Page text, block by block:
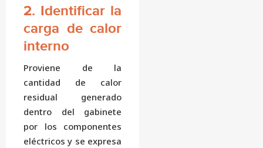
2. Identificar la
carga de calor
interno
Proviene de la
cantidad de calor
residual generado
dentro del gabinete
por los componentes
eléctricos y se expresa